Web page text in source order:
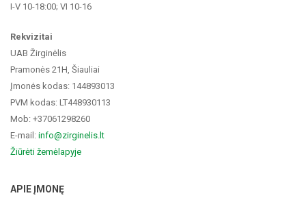
I-V 10-18:00; VI 10-16
Rekvizitai
UAB Žirginėlis
Pramonės 21H, Šiauliai
Įmonės kodas: 144893013
PVM kodas: LT448930113
Mob: +37061298260
E-mail: info@zirginelis.lt
Žiūrėti žemėlapyje
APIE ĮMONĘ